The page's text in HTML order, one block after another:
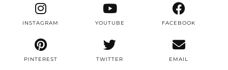
TWITTER
INSTAGRAM FACEBOOK
PINTEREST
YOUTUBE
EMAIL